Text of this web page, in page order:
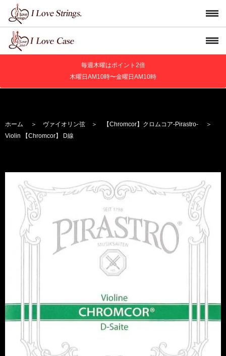
毎週木曜はポイント2倍
木曜日AM10時〜金曜日AM10時
ホーム ＞ ヴァイオリン弦 ＞ 【Chromcor】 クロムコア-Pirastro- ＞
Violin 【Chromcor】 D線